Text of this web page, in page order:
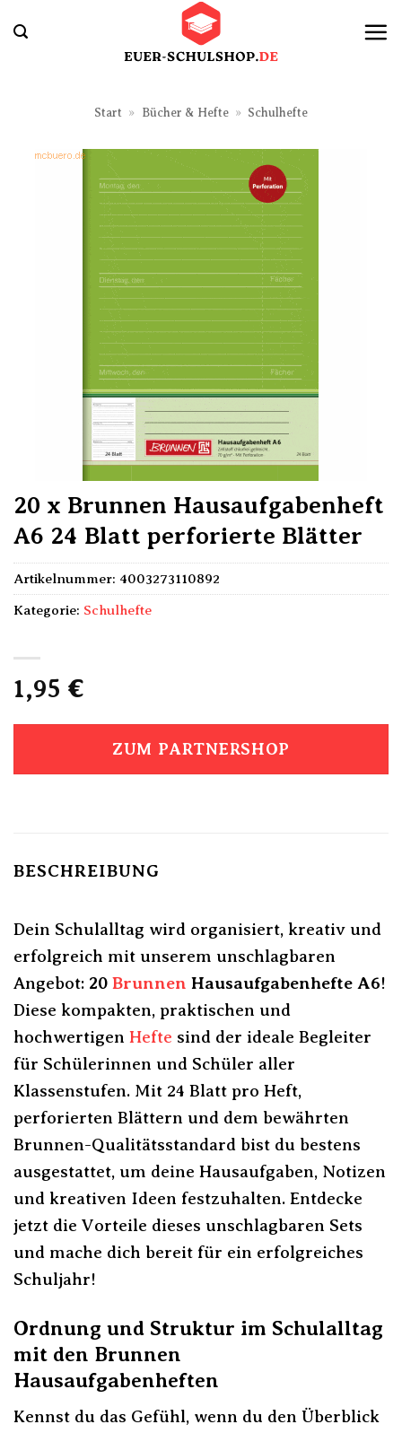
Inhalt
Start » Bücher & Hefte » Schulhefte
20 x Brunnen Hausaufgabenheft
A6 24 Blatt perforierte Blätter
1,95 €
ZUM PARTNERSHOP
Artikelnummer: 4003273110892
Kategorie: Schulhefte
BESCHREIBUNG
Dein Schulalltag wird organisiert, kreativ und
erfolgreich mit unserem unschlagbaren
Angebot: 20 Brunnen Hausaufgabenhefte A6!
Diese kompakten, praktischen und
hochwertigen Hefte sind der ideale Begleiter
für Schülerinnen und Schüler aller
Klassenstufen. Mit 24 Blatt pro Heft,
perforierten Blättern und dem bewährten
Brunnen-Qualitätsstandard bist du bestens
ausgestattet, um deine Hausaufgaben, Notizen
und kreativen Ideen festzuhalten. Entdecke
jetzt die Vorteile dieses unschlagbaren Sets
und mache dich bereit für ein erfolgreiches
Schuljahr!
Ordnung und Struktur im Schulalltag
mit den Brunnen
Hausaufgabenheften
Kennst du das Gefühl, wenn du den Überblick